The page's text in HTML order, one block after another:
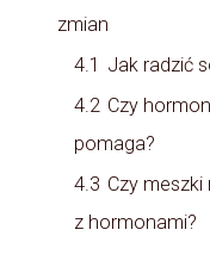
zmian
4.1 Jak radzić
4.2 Czy
pomaga?
4.3 Czy
z hormonami?